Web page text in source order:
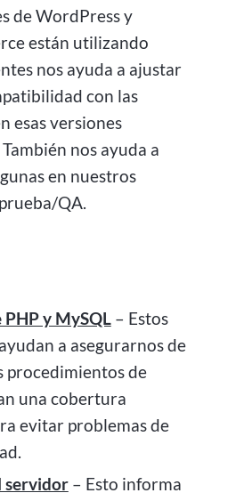
de WordPress y
están utilizando
nos ayuda a ajustar
con las
esas versiones
nos ayuda a
en nuestros
QA.
y MySQL– Estos
a asegurarnos de
procedimientos de
una cobertura
evitar problemas de
servidor– Esto informa